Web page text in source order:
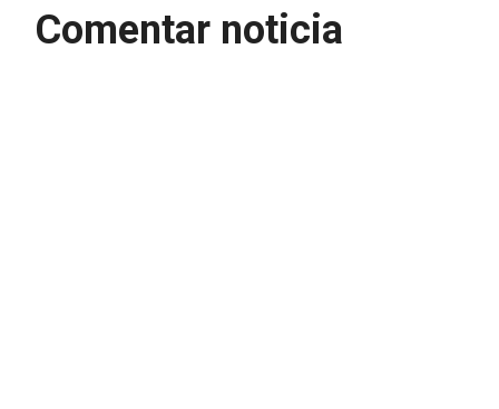
Comentar noticia